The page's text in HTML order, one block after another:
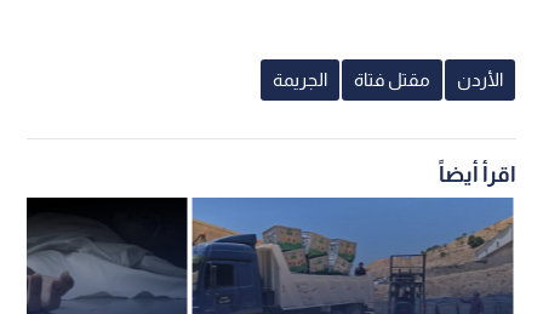
الأردن مقتل فتاة الجريمة
اقرأ أيضاً